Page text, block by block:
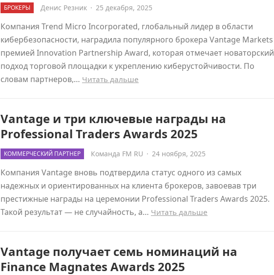
БРОКЕРЫ Денис Резник · 25 декабря, 2025
Компания Trend Micro Incorporated, глобальный лидер в области
кибербезопасности, наградила популярного брокера Vantage Markets
премией Innovation Partnership Award, которая отмечает новаторский
подход торговой площадки к укреплению киберустойчивости. По
словам партнеров,… Читать дальше
Vantage и три ключевые награды на
Professional Traders Awards 2025
КОММЕРЧЕСКИЙ ПАРТНЕР Команда FM RU · 24 ноября, 2025
Компания Vantage вновь подтвердила статус одного из самых
надежных и ориентированных на клиента брокеров, завоевав три
престижные награды на церемонии Professional Traders Awards 2025.
Такой результат — не случайность, а… Читать дальше
Vantage получает семь номинаций на
Finance Magnates Awards 2025